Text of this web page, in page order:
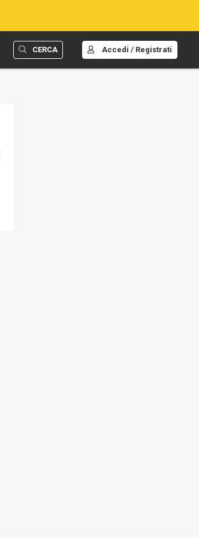
CERCA Accedi / Registrati